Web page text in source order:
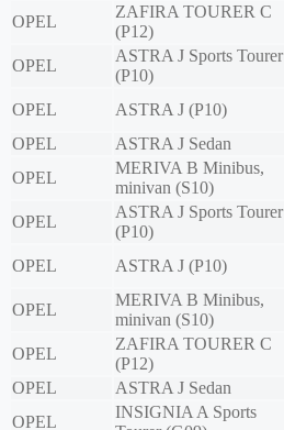
OPEL
ZAFIRA TOURER C
(P12)
OPEL
ASTRA J Sports Tourer
(P10)
OPEL
ASTRA J (P10)
OPEL
ASTRA J Sedan
OPEL
MERIVA B Minibus,
minivan (S10)
OPEL
ASTRA J Sports Tourer
(P10)
OPEL
ASTRA J (P10)
OPEL
MERIVA B Minibus,
minivan (S10)
OPEL
ZAFIRA TOURER C
(P12)
OPEL
ASTRA J Sedan
OPEL
INSIGNIA A Sports